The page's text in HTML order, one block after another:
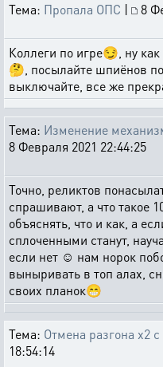
Тема: Пропала ОПС |
8
Коллеги по игре😏, ну
🤔, посылайте шпиёнов
выключайте, все же
Тема: Изменение
8 Февраля 2021 22:44:25
Точно, реликтов
спрашивают, а что такое
объяснять, что и как, а
сплоченными станут,
если нет ☺️ нам норок
выныривать в топ алах,
своих планок😁
Тема: Отмена разгона x2
18:54:14